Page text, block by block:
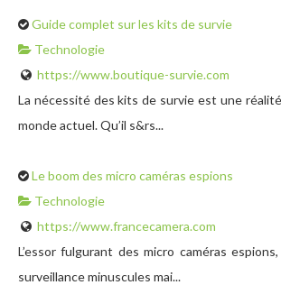
Guide complet sur les kits de survie
Technologie
https://www.boutique-survie.com
La nécessité des kits de survie est une
monde actuel. Qu’il s&rs...
Le boom des micro caméras espions
Technologie
https://www.francecamera.com
L’essor fulgurant des micro caméras
surveillance minuscules mai...